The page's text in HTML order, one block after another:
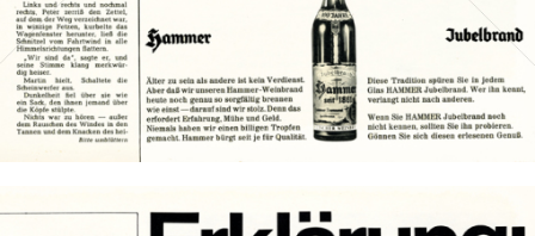
Bild-ID: 13612